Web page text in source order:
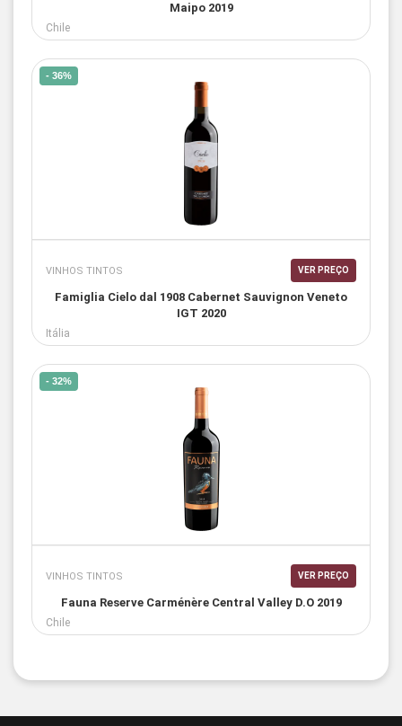
Maipo 2019
Chile
- 36%
VINHOS TINTOS VER PREÇO
Famiglia Cielo dal 1908 Cabernet Sauvignon Veneto
IGT 2020
Itália
- 32%
VINHOS TINTOS VER PREÇO
Fauna Reserve Carménère Central Valley D.O 2019
Chile